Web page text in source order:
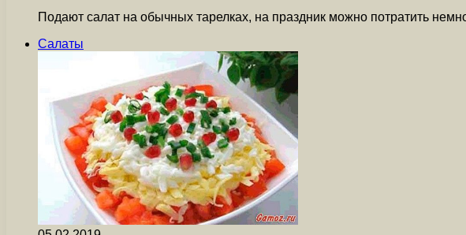
Подают салат на обычных тарелках, на праздник можно потратить
Салаты